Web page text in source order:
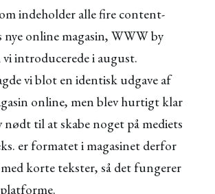
indeholder alle fire content-
nye online magasin, WWW by
vi introducerede i august.
vi blot en identisk udgave af
online, men blev hurtigt klar
nødt til at skabe noget på mediets
er formatet i magasinet derfor
korte tekster, så det fungerer